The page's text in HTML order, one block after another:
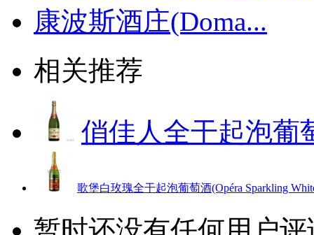
康波斯酒庄(Doma...
相关推荐
俏佳人全干起泡葡
歌堡白玫瑰全干起泡葡萄酒(Opéra Sparkling